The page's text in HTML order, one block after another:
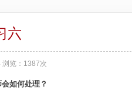
六
览： 1387次
如何处理？